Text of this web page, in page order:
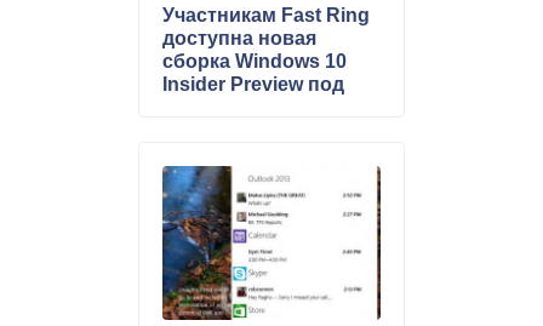
Участникам Fast Ring
доступна новая
сборка Windows 10
Insider Preview под